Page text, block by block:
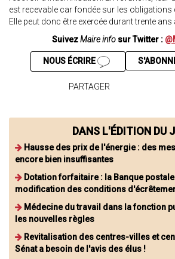
est recevable car fondée sur les obligations
Elle peut donc être exercée durant trente
SuivezMaire info sur Twitter :
NOUS ÉCRIRE
PARTAGER
DANS L'ÉDITION DU
Hausse des prix de l'énergie : des
encore bien insuffisantes
Dotation forfaitaire : la Banque
modification des conditions
Médecine du travail dans la fonction
les nouvelles règles
Revitalisation des centres-villes et
Sénat a besoin de l'avis des élus !